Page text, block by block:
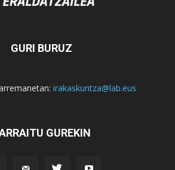
GURI BURUZ
irakaskuntza@lab.eus
GUREKIN